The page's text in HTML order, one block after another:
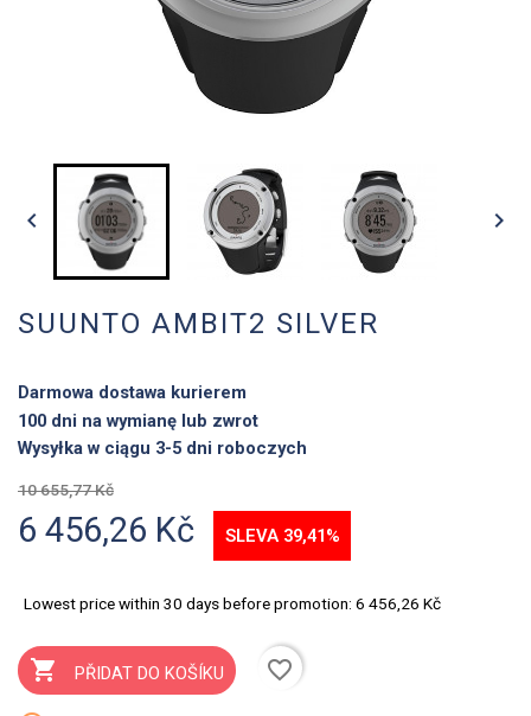
 
SUUNTO AMBIT2 SILVER
Darmowa dostawa kurierem
100 dni na wymianę lub zwrot
Wysyłka w ciągu 3-5 dni roboczych
10 655,77 Kč
6 456,26 Kč SLEVA 39,41%
Lowest price within 30 days before promotion: 6 456,26 Kč
 PŘIDAT DO KOŠÍKU
favorite_border